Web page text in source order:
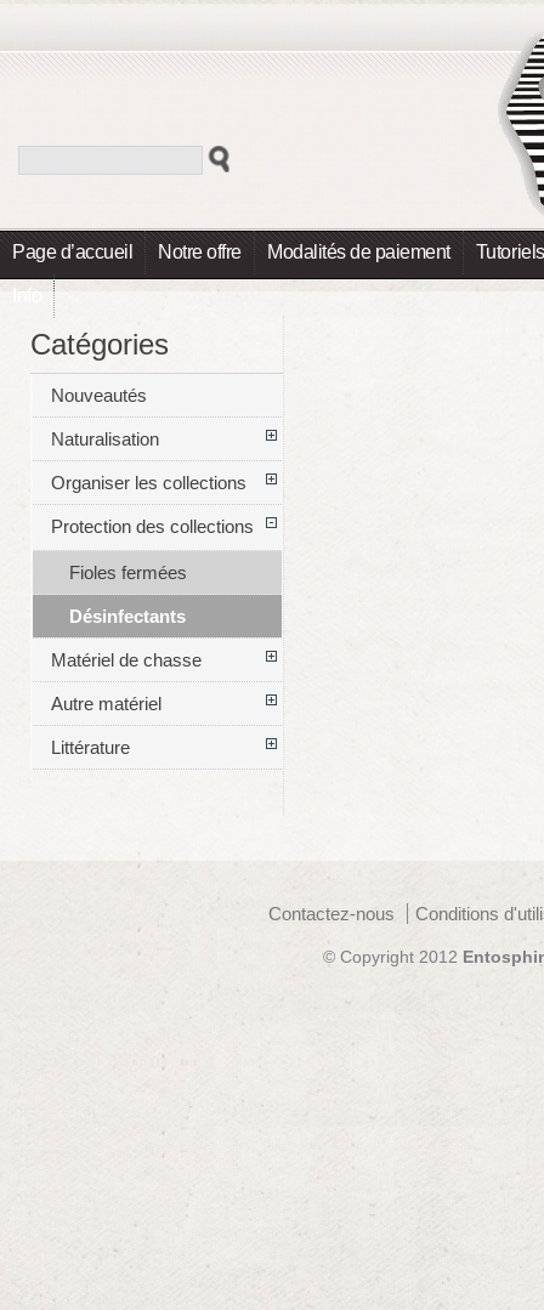
Page d’accueil Notre offre Modalités de paiement Tutoriels
Info
Catégories
Nouveautés
Naturalisation
Organiser les collections
Protection des collections
Fioles fermées
Désinfectants
Matériel de chasse
Autre matériel
Littérature
Contactez-nous Conditions
© Copyright 2012